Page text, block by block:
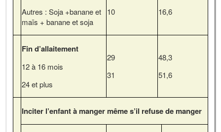
Autres : Soja +banane et
maïs + banane et soja
10
16,6
Fin d’allaitement
12 à 16 mois
24 et plus
29
31
48,3
51,6
Inciter l’enfant à manger même s’il refuse de manger